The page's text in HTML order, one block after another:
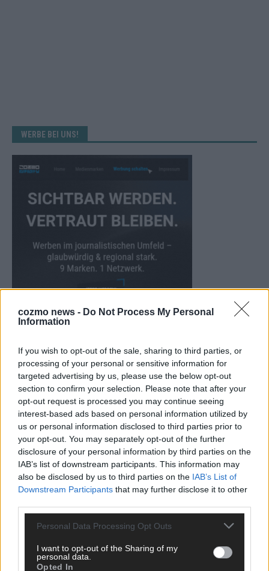
cozmo news - Do Not Process My Personal
Information
If you wish to opt-out of the sale, sharing to third parties, or
processing of your personal or sensitive information for
targeted advertising by us, please use the below opt-out
section to confirm your selection. Please note that after your
opt-out request is processed you may continue seeing
interest-based ads based on personal information utilized by
us or personal information disclosed to third parties prior to
your opt-out. You may separately opt-out of the further
disclosure of your personal information by third parties on the
IAB’s list of downstream participants. This information may
also be disclosed by us to third parties on the IAB’s List of
Downstream Participants that may further disclose it to other
Personal Data Processing Opt Outs
I want to opt-out of the Sharing of my
personal data.
Opted In
WERBE BEI UNS!
KEINE NEWS MEHR VERPASSEN